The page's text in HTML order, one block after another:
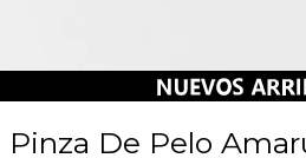
Pinza De Pelo